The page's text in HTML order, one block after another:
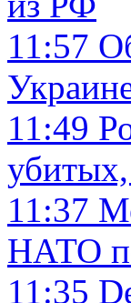
11:57
11:49
11:37
НАТО
11:35